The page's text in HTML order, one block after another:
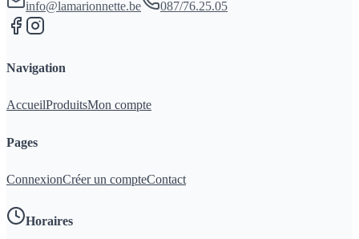
info@lamarionnette.be 087/76.25.05
Navigation
AccueilProduitsMon compte
Pages
ConnexionCréer un compteContact
Horaires